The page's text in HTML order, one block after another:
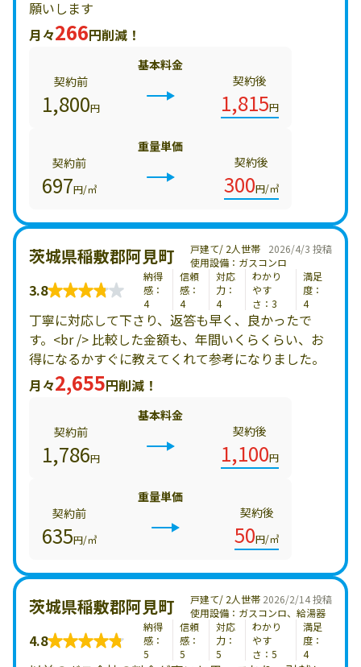
願いします
月々266円削減！
基本料金
契約前
1,800円
契約後
1,815円
重量単価
契約前
697円/㎥
契約後
300円/㎥
2026/4/3 投稿
茨城県稲敷郡阿見町
戸建て/ 2人世帯
使用設備：ガスコンロ
3.8
納得
感：
4
信頼
感：
4
対応
力：
4
わかり
やす
さ：3
満足
度：
4
丁寧に対応して下さり、返答も早く、良かったで
す。<br /> 比較した金額も、年間いくらくらい、お
得になるかすぐに教えてくれて参考になりました。
月々2,655円削減！
基本料金
契約前
1,786円
契約後
1,100円
重量単価
契約前
635円/㎥
契約後
50円/㎥
2026/2/14 投稿
茨城県稲敷郡阿見町
戸建て/ 2人世帯
使用設備：ガスコンロ、給湯器
4.8
納得
感：
5
信頼
感：
5
対応
力：
5
わかり
やす
さ：5
満足
度：
4